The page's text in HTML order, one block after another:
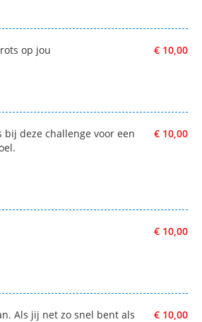
€ 10,00
op jou
€ 10,00
bij deze challenge voor een
€ 10,00
€ 10,00
Als jij net zo snel bent als